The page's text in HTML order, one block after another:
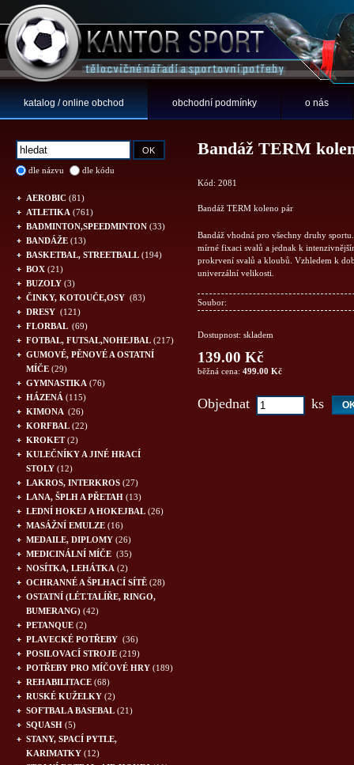
katalog / online obchod obchodní podmínky o nás
dle názvu dle kódu
AEROBIC (81)
ATLETIKA (761)
BADMINTON,SPEEDMINTON (33)
BANDÁŽE (13)
BASKETBAL, STREETBALL (194)
BOX (21)
BUZOLY (3)
ČINKY, KOTOUČE,OSY (83)
DRESY (121)
FLORBAL (69)
FOTBAL, FUTSAL,NOHEJBAL (217)
GUMOVÉ, PĚNOVÉ A OSTATNÍ
MÍČE (29)
GYMNASTIKA (76)
HÁZENÁ (115)
KIMONA (26)
KORFBAL (22)
KROKET(2)
KULEČNÍKY A JINÉ HRACÍ
STOLY (12)
LAKROS, INTERKROS (27)
LANA, ŠPLH A PŘETAH (13)
LEDNÍ HOKEJ A HOKEJBAL (26)
MASÁŽNÍ EMULZE (16)
MEDAILE, DIPLOMY (26)
MEDICINÁLNÍ MÍČE (35)
NOSÍTKA, LEHÁTKA (2)
OCHRANNÉ A ŠPLHACÍ SÍTĚ (28)
OSTATNÍ (LÉT.TALÍŘE, RINGO,
BUMERANG) (42)
PETANQUE (2)
PLAVECKÉ POTŘEBY (36)
POSILOVACÍ STROJE (219)
POTŘEBY PRO MÍČOVÉ HRY (189)
REHABILITACE (68)
RUSKÉ KUŽELKY (2)
SOFTBAL A BASEBAL (21)
SQUASH (5)
STANY, SPACÍ PYTLE,
KARIMATKY (12)
Bandáž TERM
Kód: 2081
Bandáž TERM koleno pár
Bandáž vhodná pro všechny druhy
mírné fixaci svalů a jednak k
prokrvení svalů a kloubů. Vzhledem k
univerzální velikosti.
Soubor:
Dostupnost: skladem
139.00 Kč
běžná cena: 499.00 Kč
Objednat ks